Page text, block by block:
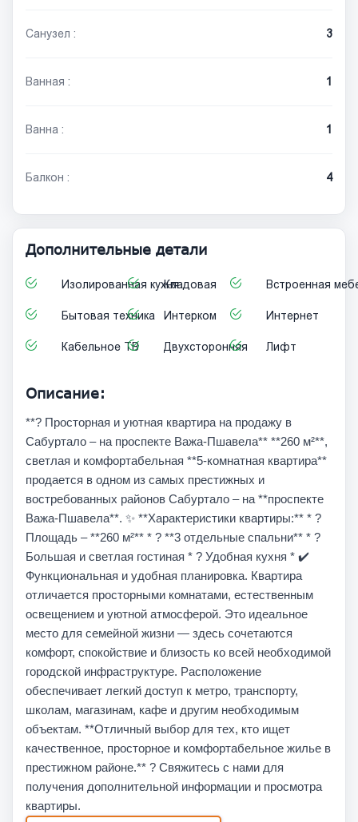
Санузел : 3
Ванная : 1
Ванна : 1
Балкон : 4
Дополнительные детали
Изолированная кухняКладовая Встроенная
Бытовая техника Интерком Интернет
Кабельное ТВ Двухсторонняя Лифт
Описание:
**? Просторная и уютная квартира на продажу в
Сабуртало – на проспекте Важа-Пшавела** **260 м²**,
светлая и комфортабельная **5-комнатная квартира**
продается в одном из самых престижных и
востребованных районов Сабуртало – на **проспекте
Важа-Пшавела**. ✨ **Характеристики квартиры:** * ?
Площадь – **260 м²** * ?️ **3 отдельные спальни** * ?️
Большая и светлая гостиная * ?️ Удобная кухня * ✔️
Функциональная и удобная планировка. Квартира
отличается просторными комнатами, естественным
освещением и уютной атмосферой. Это идеальное
место для семейной жизни — здесь сочетаются
комфорт, спокойствие и близость ко всей необходимой
городской инфраструктуре. Расположение
обеспечивает легкий доступ к метро, транспорту,
школам, магазинам, кафе и другим необходимым
объектам. **Отличный выбор для тех, кто ищет
качественное, просторное и комфортабельное жилье в
престижном районе.** ? Свяжитесь с нами для
получения дополнительной информации и просмотра
квартиры.